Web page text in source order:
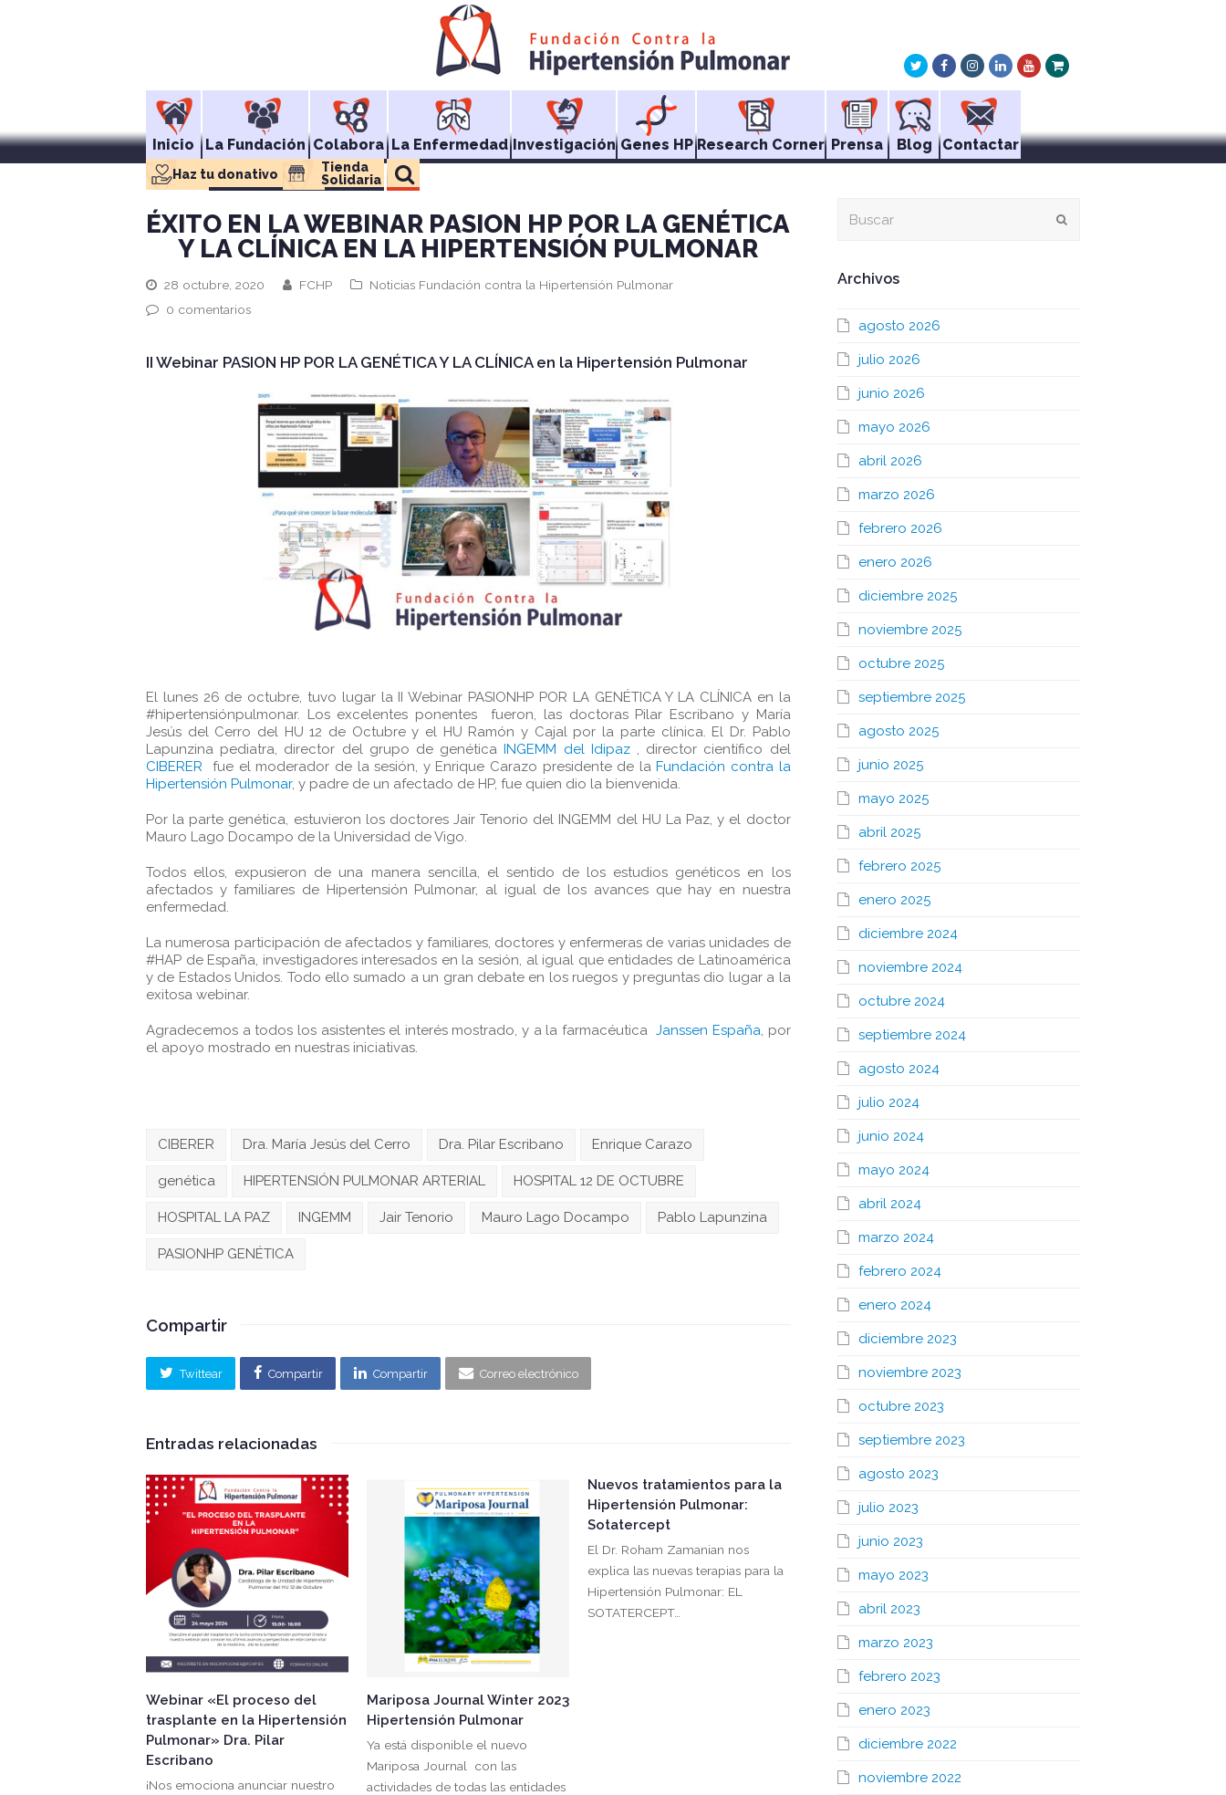
TwitterFacebookInstagram
LinkedInYoutube
Xing
Inicio La Fundación Colabora La Enfermedad Investigación Genes HP Research Corner Prensa Blog Contactar
Haz tu donativo
Tienda
Solidaria
ÉXITO EN LA WEBINAR PASION HP POR LA GENÉTICA
Y LA CLÍNICA EN LA HIPERTENSIÓN PULMONAR
28 octubre, 2020 FCHP
Noticias Fundación contra la Hipertensión Pulmonar
0 comentarios
II Webinar PASION HP POR LA GENÉTICA Y LA CLÍNICA en la Hipertensión Pulmonar
El lunes 26 de octubre, tuvo lugar la II Webinar PASIONHP POR LA GENÉTICA Y LA CLÍNICA en la
#hipertensiónpulmonar. Los excelentes ponentes fueron, las doctoras Pilar Escribano y María
Jesús del Cerro del HU 12 de Octubre y el HU Ramón y Cajal por la parte clínica. El Dr. Pablo
Lapunzina pediatra, director del grupo de genéticaINGEMM del Idipaz, director científico del
CIBERERfue el moderador de la sesión, y Enrique Carazo presidente de laFundación contra la
Hipertensión Pulmonar, y padre de un afectado de HP, fue quien dio la bienvenida.
Por la parte genética, estuvieron los doctores Jair Tenorio del INGEMM del HU La Paz, y el doctor
Mauro Lago Docampo de la Universidad de Vigo.
Todos ellos, expusieron de una manera sencilla, el sentido de los estudios genéticos en los
afectados y familiares de Hipertensión Pulmonar, al igual de los avances que hay en nuestra
enfermedad.
La numerosa participación de afectados y familiares, doctores y enfermeras de varias unidades de
#HAP de España, investigadores interesados en la sesión, al igual que entidades de Latinoamérica
y de Estados Unidos. Todo ello sumado a un gran debate en los ruegos y preguntas dio lugar a la
exitosa webinar.
Agradecemos a todos los asistentes el interés mostrado, y a la farmacéuticaJanssen España, por
el apoyo mostrado en nuestras iniciativas.
CIBERER Dra. María Jesús del Cerro Dra. Pilar Escribano Enrique Carazo
genética HIPERTENSIÓN PULMONAR ARTERIAL HOSPITAL 12 DE OCTUBRE
HOSPITAL LA PAZ INGEMM Jair Tenorio Mauro Lago Docampo Pablo Lapunzina
PASIONHP GENÉTICA
Compartir
Twittear Compartir Compartir Correo electrónico
Entradas relacionadas
Webinar «El proceso del
trasplante en la Hipertensión
Pulmonar» Dra. Pilar
Escribano
¡Nos emociona anunciar nuestro
Mariposa Journal Winter 2023
Hipertensión Pulmonar
Ya está disponible el nuevo
Mariposa Journal con las
actividades de todas las entidades
Nuevos tratamientos para la
Hipertensión Pulmonar:
Sotatercept
El Dr. Roham Zamanian nos
explica las nuevas terapias para la
Hipertensión Pulmonar: EL
SOTATERCEPT…
Archivos
agosto 2026
julio 2026
junio 2026
mayo 2026
abril 2026
marzo 2026
febrero 2026
enero 2026
diciembre 2025
noviembre 2025
octubre 2025
septiembre 2025
agosto 2025
junio 2025
mayo 2025
abril 2025
febrero 2025
enero 2025
diciembre 2024
noviembre 2024
octubre 2024
septiembre 2024
agosto 2024
julio 2024
junio 2024
mayo 2024
abril 2024
marzo 2024
febrero 2024
enero 2024
diciembre 2023
noviembre 2023
octubre 2023
septiembre 2023
agosto 2023
julio 2023
junio 2023
mayo 2023
abril 2023
marzo 2023
febrero 2023
enero 2023
diciembre 2022
noviembre 2022